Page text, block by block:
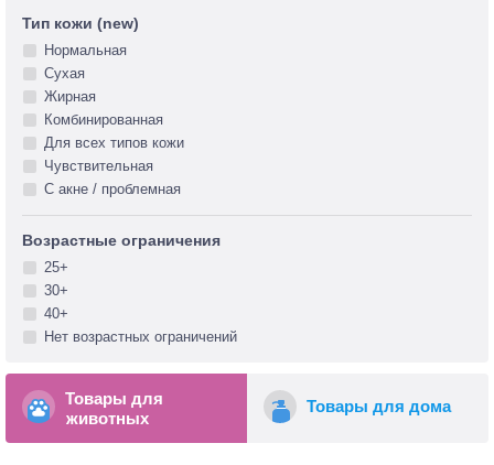
Тип кожи (new)
Нормальная
Сухая
Жирная
Комбинированная
Для всех типов кожи
Чувствительная
С акне / проблемная
Возрастные ограничения
25+
30+
40+
Нет возрастных ограничений
Товары для
животных
Товары для дома